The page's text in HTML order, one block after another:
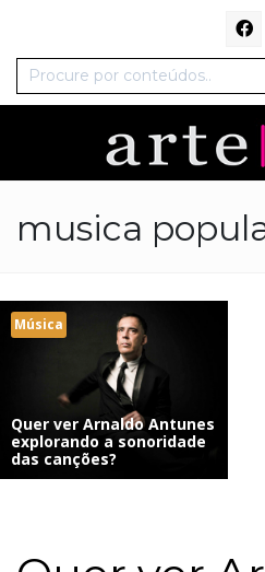
musica
Música
Quer ver Arnaldo Antunes
explorando a sonoridade
das canções?